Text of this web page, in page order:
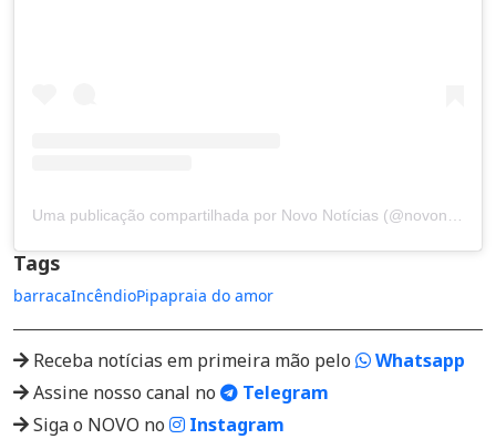
Tags
barracaIncêndioPipapraia do amor
Receba notícias em primeira mão pelo
Whatsapp
Assine nosso canal no
Telegram
Siga o NOVO no
Instagram